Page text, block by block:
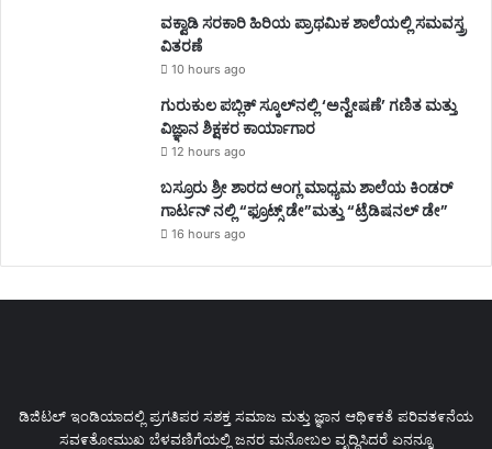
ವಕ್ವಾಡಿ ಸರಕಾರಿ ಹಿರಿಯ ಪ್ರಾಥಮಿಕ ಶಾಲೆಯಲ್ಲಿ ಸಮವಸ್ತ್ರ
ವಿತರಣೆ
10 hours ago
ಗುರುಕುಲ ಪಬ್ಲಿಕ್ ಸ್ಕೂಲ್‌ನಲ್ಲಿ ‘ಅನ್ವೇಷಣೆ’ ಗಣಿತ ಮತ್ತು
ವಿಜ್ಞಾನ ಶಿಕ್ಷಕರ ಕಾರ್ಯಾಗಾರ
12 hours ago
ಬಸ್ರೂರು ಶ್ರೀ ಶಾರದ ಆಂಗ್ಲ ಮಾಧ್ಯಮ ಶಾಲೆಯ ಕಿಂಡರ್
ಗಾರ್ಟನ್ ನಲ್ಲಿ “ಫ್ರೂಟ್ಸ್ ಡೇ”ಮತ್ತು “ಟ್ರೆಡಿಷನಲ್ ಡೇ”
16 hours ago
ಡಿಜಿಟಲ್ ಇಂಡಿಯಾದಲ್ಲಿ ಪ್ರಗತಿಪರ ಸಶಕ್ತ ಸಮಾಜ ಮತ್ತು ಜ್ಞಾನ ಆಥಿ೯ಕತೆ ಪರಿವತ೯ನೆಯ
ಸವ೯ತೋಮುಖ ಬೆಳವಣಿಗೆಯಲ್ಲಿ ಜನರ ಮನೋಬಲ ವೃದ್ಧಿಸಿದರೆ ಏನನ್ನೂ